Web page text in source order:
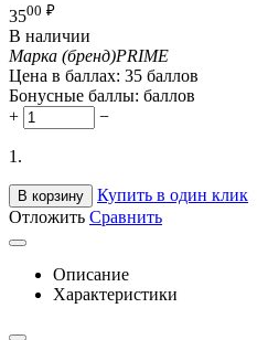
3500 ₽
В наличии
Марка (бренд)PRIME
Цена в баллах: 35 баллов
Бонусные баллы: баллов
+
−
1.
В корзину
Купить в один клик
Отложить Сравнить
Описание
Характеристики